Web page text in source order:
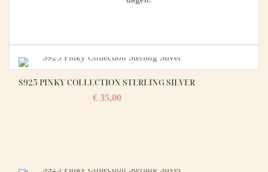
S925 PINKY COLLECTION STERLING SILVER
€35,00